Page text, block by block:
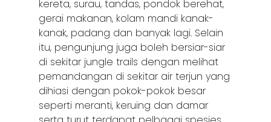
kereta, surau, tandas, pondok berehat,
gerai makanan, kolam mandi kanak-
kanak, padang dan banyak lagi. Selain
itu, pengunjung juga boleh bersiar-siar
di sekitar jungle trails dengan melihat
pemandangan di sekitar air terjun yang
dihiasi dengan pokok-pokok besar
seperti meranti, keruing dan damar